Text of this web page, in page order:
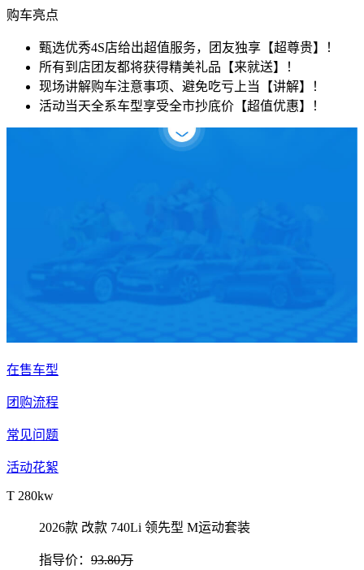
购车亮点
甄选优秀4S店给出超值服务，团友独享【超尊贵】！
所有到店团友都将获得精美礼品【来就送】！
现场讲解购车注意事项、避免吃亏上当【讲解】！
活动当天全系车型享受全市抄底价【超值优惠】！
在售车型
团购流程
常见问题
活动花絮
T 280kw
2026款 改款 740Li 领先型 M运动套装
指导价： 93.80万